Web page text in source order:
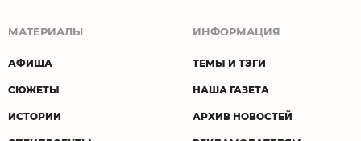
МАТЕРИАЛЫ
АФИША
СЮЖЕТЫ
ИСТОРИИ
ИНФОРМАЦИЯ
ТЕМЫ И ТЭГИ
НАША ГАЗЕТА
АРХИВ НОВОСТЕЙ